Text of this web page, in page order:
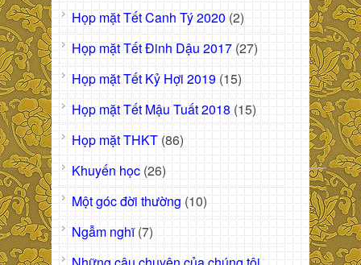
Họp mặt Tết Canh Tý 2020 (2)
Họp mặt Tết Đinh Dậu 2017 (27)
Họp mặt Tết Kỷ Hợi 2019 (15)
Họp mặt Tết Mậu Tuất 2018 (15)
Họp mặt THKT (86)
Khuyến học (26)
Một góc đời thường (10)
Ngẫm nghĩ(7)